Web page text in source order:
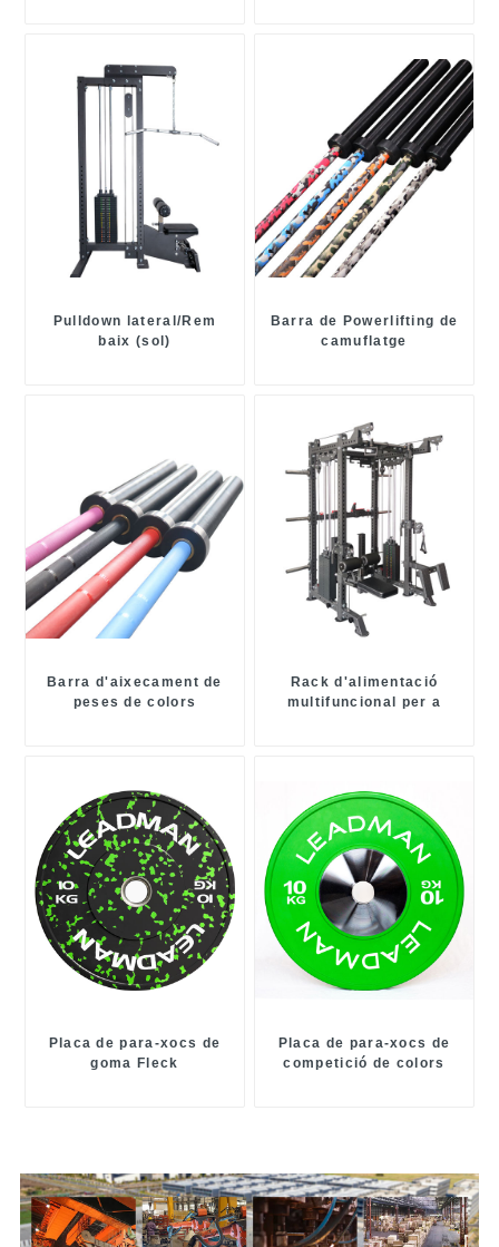
Pulldown lateral/Rem
baix (sol)
Barra de Powerlifting de
camuflatge
Barra d'aixecament de
peses de colors
Rack d'alimentació
multifuncional per a
Placa de para-xocs de
goma Fleck
Placa de para-xocs de
competició de colors